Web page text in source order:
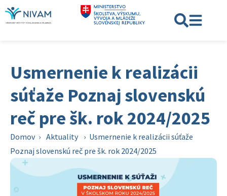
Usmernenie k realizácii
súťaže Poznaj slovenskú
reč pre šk. rok 2024/2025
Domov › Aktuality › Usmernenie k realizácii súťaže
Poznaj slovenskú reč pre šk. rok 2024/2025